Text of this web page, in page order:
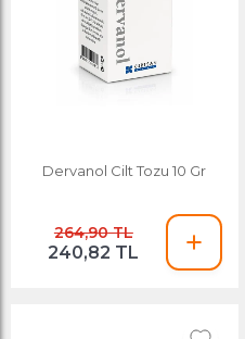
Dervanol Cilt Tozu 10 Gr
264,90 TL
240,82 TL